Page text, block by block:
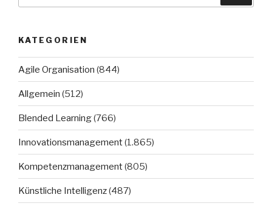
KATEGORIEN
Agile Organisation (844)
Allgemein (512)
Blended Learning(766)
Innovationsmanagement(1.865)
Kompetenzmanagement(805)
Künstliche Intelligenz(487)